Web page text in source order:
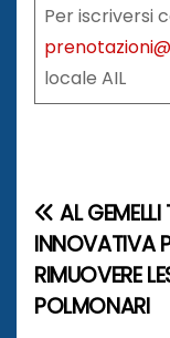
Per iscriversi
locale AIL
N
a
v
AL
INNOVATIVA
RIMUOVERE
POLMONARI